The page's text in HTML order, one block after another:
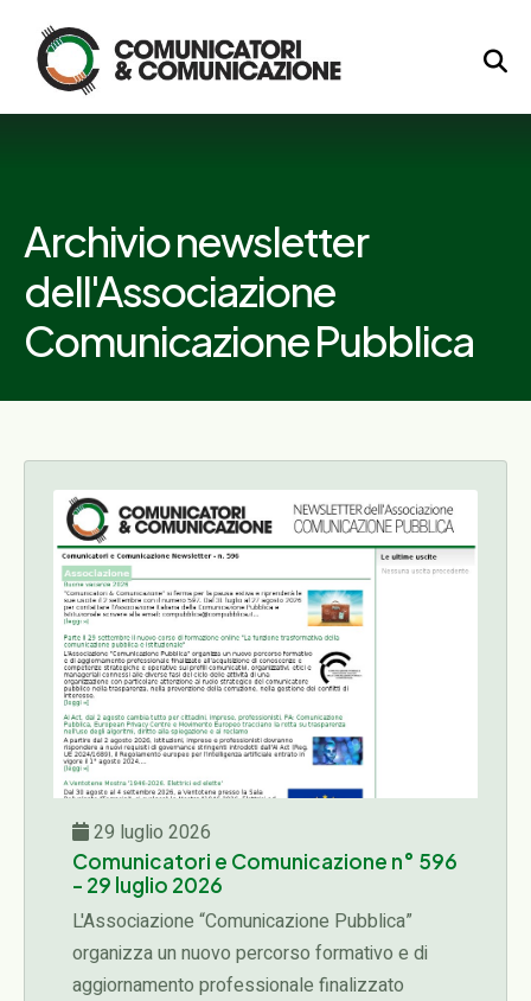
Logo
Archivio newsletter
dell'Associazione
Comunicazione Pubblica
29 luglio 2026
Comunicatori e Comunicazione n° 596
- 29 luglio 2026
L'Associazione “Comunicazione Pubblica”
organizza un nuovo percorso formativo e di
aggiornamento professionale finalizzato